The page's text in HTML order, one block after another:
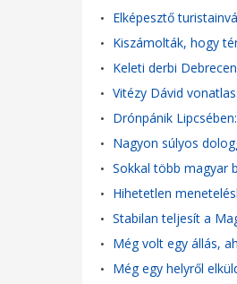
• Elképesztő
• Kiszámolták, hogy
• Keleti derbi
• Vitézy Dávid
• Drónpánik
• Nagyon súlyos
• Sokkal több magyar
• Hihetetlen
• Stabilan teljesít a
• Még volt egy állás,
• Még egy helyről